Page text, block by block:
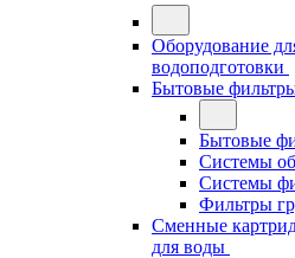
Оборудование
водоподготовки
Бытовые
Бытовые
Системы
Системы
Фильтры
Сменные
для воды